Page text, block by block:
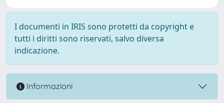
I documenti in IRIS sono protetti da copyright e
tutti i diritti sono riservati, salvo diversa
indicazione.
Informazioni